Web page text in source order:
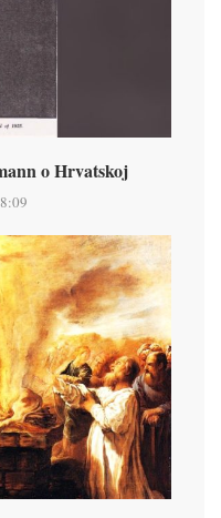
o Hrvatskoj